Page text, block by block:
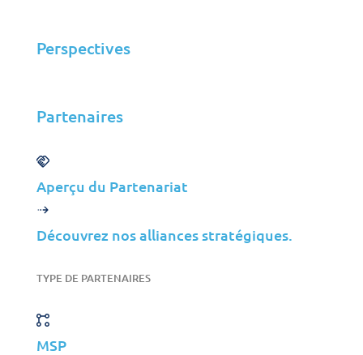
Perspectives
Partenaires
Aperçu du Partenariat
Découvrez nos alliances stratégiques.
TYPE DE PARTENAIRES
MSP
Gestion des Infrastructures
Gestion des Applications